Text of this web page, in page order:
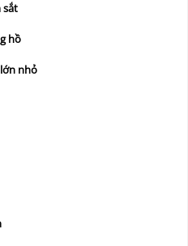
sắt
hồ
nhỏ